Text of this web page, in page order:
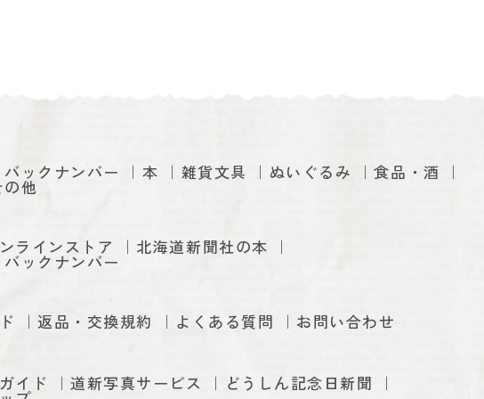
ックナンバー 本 雑貨文具 ぬいぐるみ 食品・酒
の他
ラインストア 北海道新聞社の本
ックナンバー
返品・交換規約 よくある質問 お問い合わせ
イド 道新写真サービス どうしん記念日新聞